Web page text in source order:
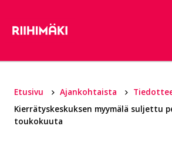
Etusivu Ajankohtaista
Kierrätyskeskuksen myymälä suljettu
toukokuuta